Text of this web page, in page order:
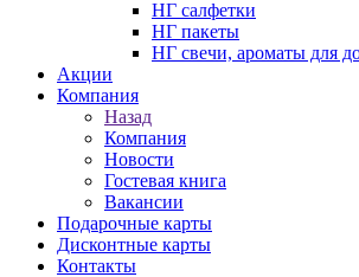
НГ салфетки
НГ пакеты
НГ свечи, ароматы для
Акции
Компания
Назад
Компания
Новости
Гостевая книга
Вакансии
Подарочные карты
Дисконтные карты
Контакты